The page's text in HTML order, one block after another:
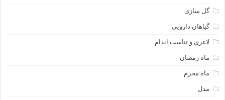
گل سازی
گیاهان دارویی
لاغری و تناسب اندام
ماه رمضان
ماه محرم
مدل